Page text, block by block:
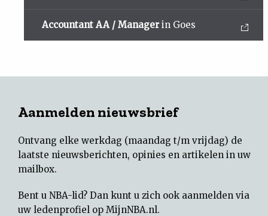
Accountant AA / Manager in Goes
Aanmelden nieuwsbrief
Ontvang elke werkdag (maandag t/m vrijdag) de
laatste nieuwsberichten, opinies en artikelen in uw
mailbox.
Bent u NBA-lid? Dan kunt u zich ook aanmelden via
uw ledenprofiel op MijnNBA.nl.